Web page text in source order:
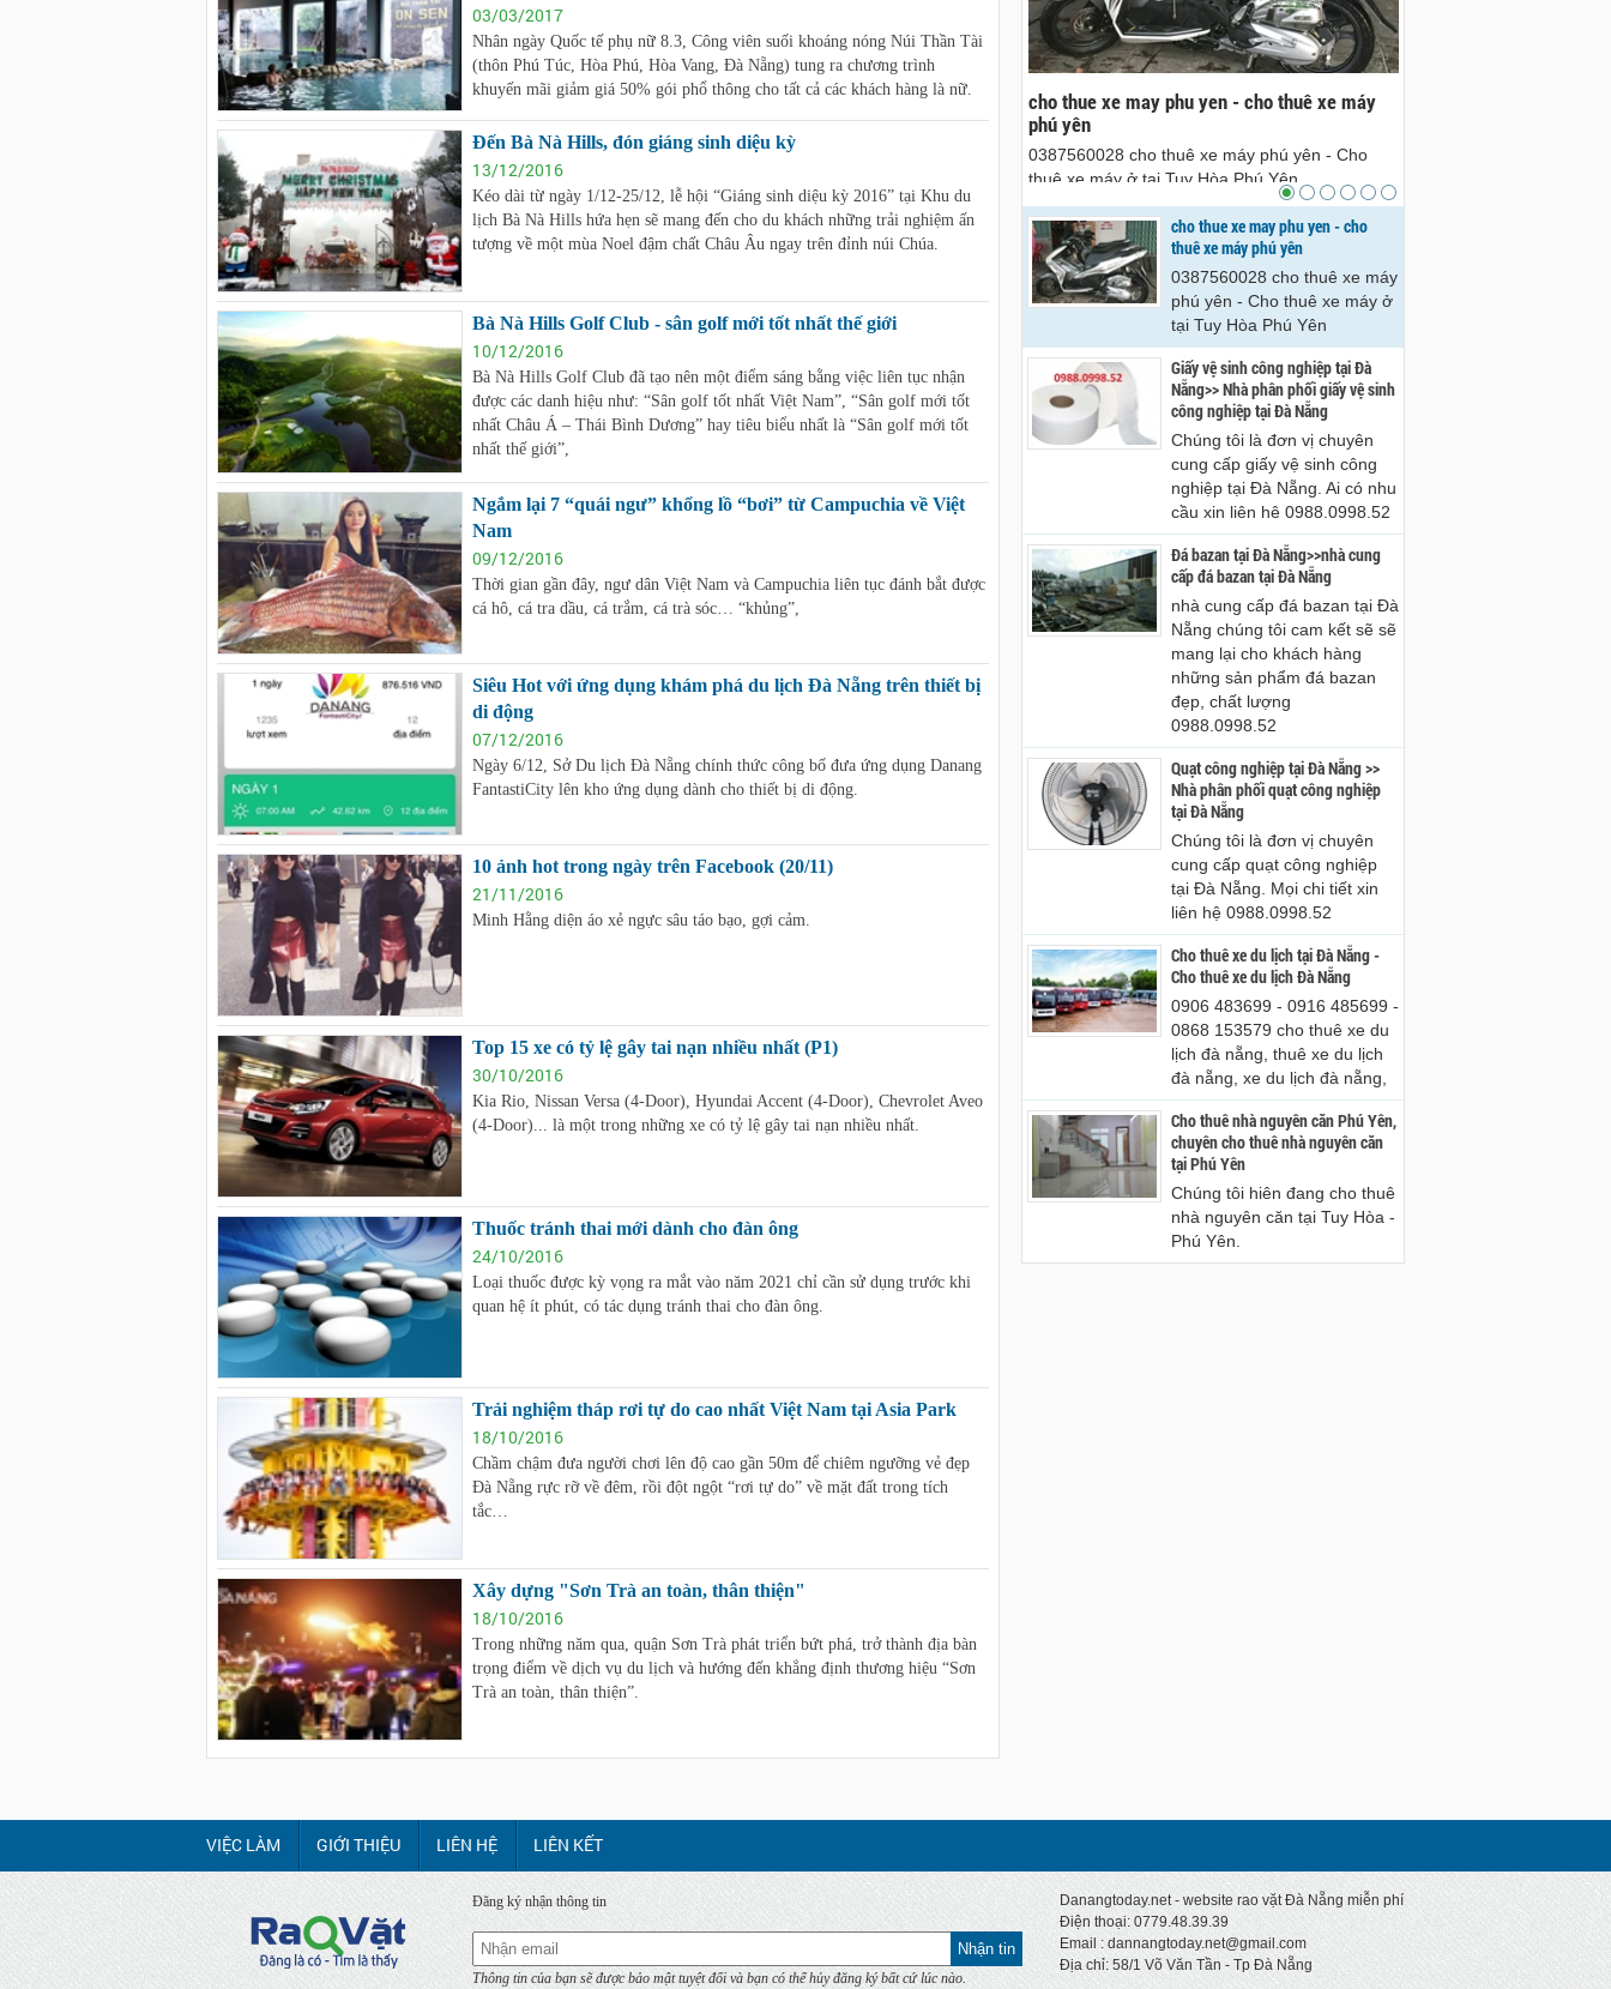
03/03/2017
Nhân ngày Quốc tế phụ nữ 8.3, Công viên suối khoáng nóng Núi Thần Tài
(thôn Phú Túc, Hòa Phú, Hòa Vang, Đà Nẵng) tung ra chương trình
khuyến mãi giảm giá 50% gói phổ thông cho tất cả các khách hàng là nữ.
Đến Bà Nà Hills, đón giáng sinh diệu kỳ
13/12/2016
Kéo dài từ ngày 1/12-25/12, lễ hội “Giáng sinh diệu kỳ 2016” tại Khu du
lịch Bà Nà Hills hứa hẹn sẽ mang đến cho du khách những trải nghiệm ấn
tượng về một mùa Noel đậm chất Châu Âu ngay trên đỉnh núi Chúa.
Bà Nà Hills Golf Club - sân golf mới tốt nhất thế giới
10/12/2016
Bà Nà Hills Golf Club đã tạo nên một điểm sáng bằng việc liên tục nhận
được các danh hiệu như: “Sân golf tốt nhất Việt Nam”, “Sân golf mới tốt
nhất Châu Á – Thái Bình Dương” hay tiêu biểu nhất là “Sân golf mới tốt
nhất thế giới”,
Ngắm lại 7 “quái ngư” khổng lồ “bơi” từ Campuchia về Việt
Nam
09/12/2016
Thời gian gần đây, ngư dân Việt Nam và Campuchia liên tục đánh bắt được
cá hô, cá tra dầu, cá trắm, cá trà sóc… “khủng”,
Siêu Hot với ứng dụng khám phá du lịch Đà Nẵng trên thiết bị
di động
07/12/2016
Ngày 6/12, Sở Du lịch Đà Nẵng chính thức công bố đưa ứng dụng Danang
FantastiCity lên kho ứng dụng dành cho thiết bị di động.
10 ảnh hot trong ngày trên Facebook (20/11)
21/11/2016
Minh Hằng diện áo xẻ ngực sâu táo bạo, gợi cảm.
Top 15 xe có tỷ lệ gây tai nạn nhiều nhất (P1)
30/10/2016
Kia Rio, Nissan Versa (4-Door), Hyundai Accent (4-Door), Chevrolet Aveo
(4-Door)... là một trong những xe có tỷ lệ gây tai nạn nhiều nhất.
Thuốc tránh thai mới dành cho đàn ông
24/10/2016
Loại thuốc được kỳ vọng ra mắt vào năm 2021 chỉ cần sử dụng trước khi
quan hệ ít phút, có tác dụng tránh thai cho đàn ông.
Trải nghiệm tháp rơi tự do cao nhất Việt Nam tại Asia Park
18/10/2016
Chầm chậm đưa người chơi lên độ cao gần 50m để chiêm ngưỡng vẻ đẹp
Đà Nẵng rực rỡ về đêm, rồi đột ngột “rơi tự do” về mặt đất trong tích
tắc…
Xây dựng "Sơn Trà an toàn, thân thiện"
18/10/2016
Trong những năm qua, quận Sơn Trà phát triển bứt phá, trở thành địa bàn
trọng điểm về dịch vụ du lịch và hướng đến khẳng định thương hiệu “Sơn
Trà an toàn, thân thiện”.
cho thue xe may phu yen - cho thuê xe máy
phú yên
0387560028 cho thuê xe máy phú yên - Cho
thuê xe máy ở tại Tuy Hòa Phú Yên
Cho thuê xe du lịch tại Đà Nẵng - Cho thuê xe
du lịch Đà Nẵng
0906 483699 - 0916 485699 - 0868 153579 cho
thuê xe du lịch đà nẵng, thuê xe du lịch đà nẵng,
xe du lịch đà nẵng,
Cho thuê nhà nguyên căn Phú Yên, chuyên cho
thuê nhà nguyên căn tại Phú Yên
Chúng tôi hiên đang cho thuê nhà nguyên căn
cho thue xe may phu yen - cho
thuê xe máy phú yên
0387560028 cho thuê xe máy
phú yên - Cho thuê xe máy ở
tại Tuy Hòa Phú Yên
Giấy vệ sinh công nghiệp tại Đà
Nẵng>> Nhà phân phối giấy vệ sinh
công nghiệp tại Đà Nẵng
Chúng tôi là đơn vị chuyên
cung cấp giấy vệ sinh công
nghiệp tại Đà Nẵng. Ai có nhu
cầu xin liên hê 0988.0998.52
Đá bazan tại Đà Nẵng>>nhà cung
cấp đá bazan tại Đà Nẵng
nhà cung cấp đá bazan tại Đà
Nẵng chúng tôi cam kết sẽ sẽ
mang lại cho khách hàng
những sản phẩm đá bazan
đẹp, chất lượng
0988.0998.52
Quạt công nghiệp tại Đà Nẵng >>
Nhà phân phối quạt công nghiệp
tại Đà Nẵng
Chúng tôi là đơn vị chuyên
cung cấp quạt công nghiệp
tại Đà Nẵng. Mọi chi tiết xin
liên hệ 0988.0998.52
Cho thuê xe du lịch tại Đà Nẵng -
Cho thuê xe du lịch Đà Nẵng
0906 483699 - 0916 485699 -
0868 153579 cho thuê xe du
lịch đà nẵng, thuê xe du lịch
đà nẵng, xe du lịch đà nẵng,
Cho thuê nhà nguyên căn Phú Yên,
chuyên cho thuê nhà nguyên căn
tại Phú Yên
Chúng tôi hiên đang cho thuê
nhà nguyên căn tại Tuy Hòa -
Phú Yên.
VIỆC LÀM GIỚI THIỆU LIÊN HỆ LIÊN KẾT
Đăng ký nhận thông tin
Nhận tin
Thông tin của bạn sẽ được bảo mật tuyệt đối và bạn có thể hủy đăng ký bất cứ lúc nào.
Danangtoday.net - website rao vặt Đà Nẵng miễn phí
Điện thoại: 0779.48.39.39
Email : dannangtoday.net@gmail.com
Địa chỉ: 58/1 Võ Văn Tần - Tp Đà Nẵng